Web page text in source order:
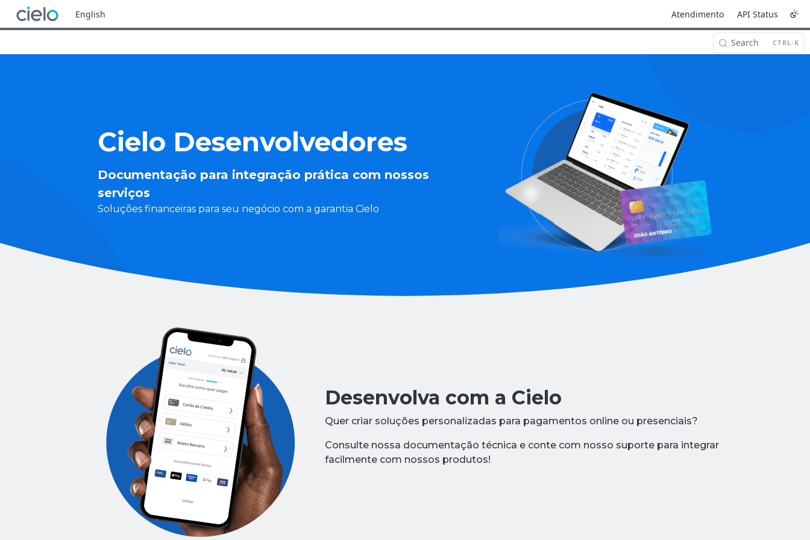
English Atendimento API Status
Search CTRL-K
Cielo Desenvolvedores
Documentação para integração prática com nossos
serviços
Soluções financeiras para seu negócio com a garantia Cielo
Desenvolva com a Cielo
Quer criar soluções personalizadas para pagamentos online ou presenciais?
Consulte nossa documentação técnica e conte com nosso suporte para integrar
facilmente com nossos produtos!​